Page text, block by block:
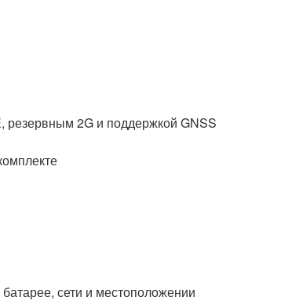
резервным 2G и поддержкой GNSS
сети и местоположении